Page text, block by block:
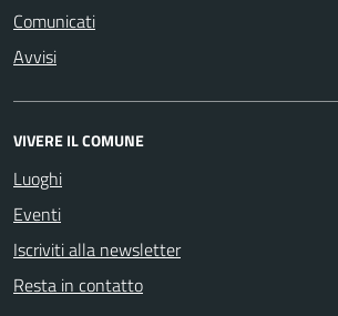
Comunicati
Avvisi
VIVERE IL COMUNE
Luoghi
Eventi
Iscriviti alla newsletter
Resta in contatto